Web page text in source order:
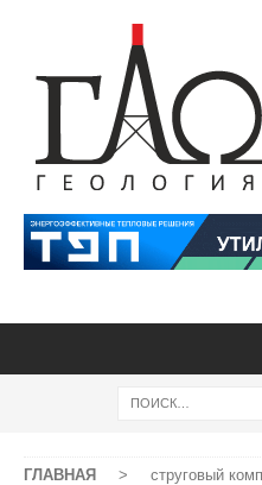
ГЛАВНАЯ > струговый